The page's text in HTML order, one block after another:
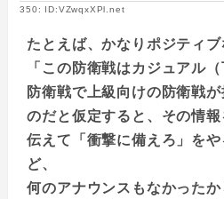
350: ID:VZwqxXPl.net
たとえば、かなりポジティ
「この防衛戦はカジュアル
防衛戦で上級向けの防衛戦が
のだと仮定すると、その情
伝えて「衝撃に備えろ」を
ど、
何のアナウンスもなかった